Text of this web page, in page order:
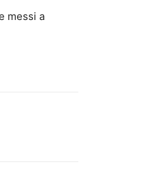
messi a